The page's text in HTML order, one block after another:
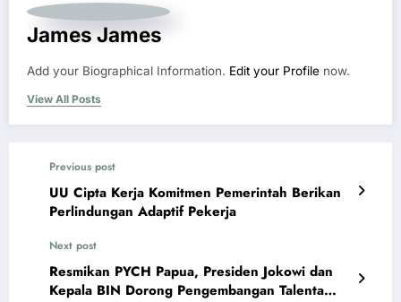
James James
Add your Biographical Information. Edit your Profile now.
View All Posts
Previous post
UU Cipta Kerja Komitmen Pemerintah Berikan
Perlindungan Adaptif Pekerja
Next post
Resmikan PYCH Papua, Presiden Jokowi dan
Kepala BIN Dorong Pengembangan Talenta